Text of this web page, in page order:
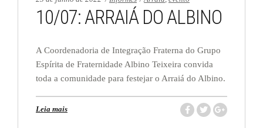
10/07: ARRAIÁ DO ALBINO
A Coordenadoria de Integração Fraterna do Grupo
Espírita de Fraternidade Albino Teixeira convida
toda a comunidade para festejar o Arraiá do Albino.
Leia mais